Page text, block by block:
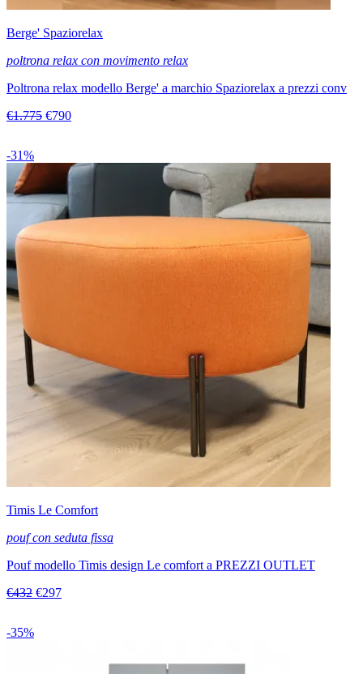
Berge' Spaziorelax
poltrona relax con movimento relax
Poltrona relax modello Berge' a marchio Spaziorelax a prezzi conv
€1.775 €790
-31%
Timis Le Comfort
pouf con seduta fissa
Pouf modello Timis design Le comfort a PREZZI OUTLET
€432 €297
-35%